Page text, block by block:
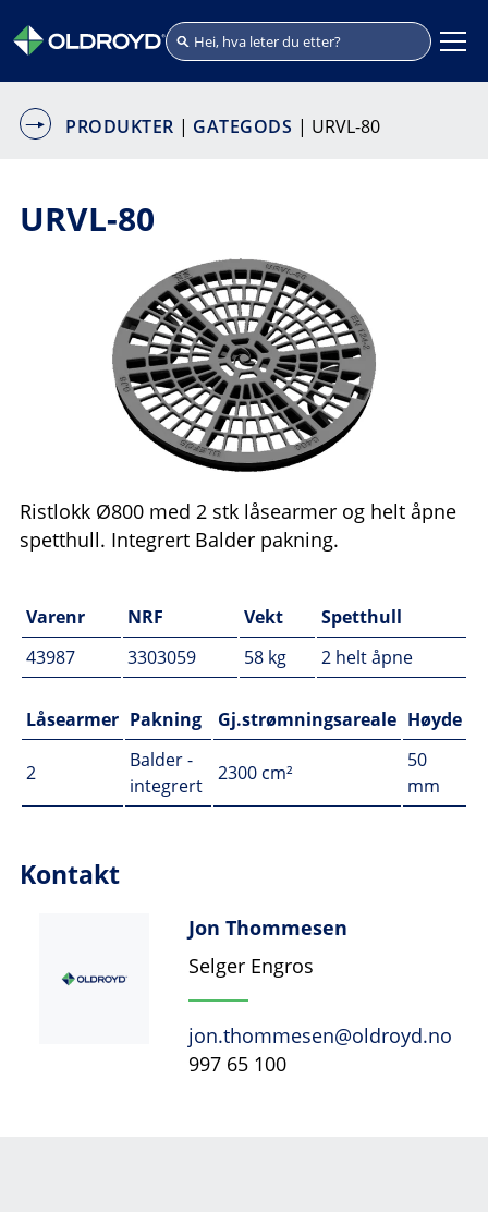
PRODUKTER | GATEGODS | URVL-80
URVL-80
Ristlokk Ø800 med 2 stk låsearmer og helt åpne
spetthull. Integrert Balder pakning.
Varenr NRF Vekt
Spetthull
43987
3303059 58 kg 2 helt åpne
Låsearmer Pakning Gj.strømningsareale Høyde
2
Balder -
integrert
2300 cm²
50
mm
Kontakt
Jon Thommesen
Selger Engros
jon.thommesen@oldroyd.no
997 65 100